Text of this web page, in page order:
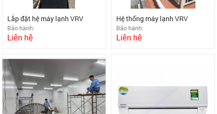
Lắp đặt hệ máy lạnh VRV
Bảo hành:
Liên hệ
Hệ thống máy lạnh VRV
Bảo hành:
Liên hệ